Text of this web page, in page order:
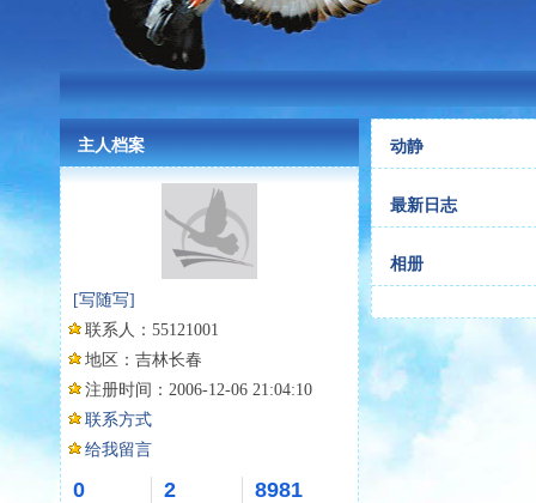
主人档案
[写随写]
联系人： 55121001
地区： 吉林长春
注册时间： 2006-12-06 21:04:10
联系方式
给我留言
0 2 8981
动静
最新日志
相册